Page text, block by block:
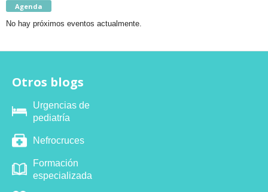
Agenda
No hay próximos eventos actualmente.
Otros blogs
Urgencias de
pediatría
Nefrocruces
Formación
especializada